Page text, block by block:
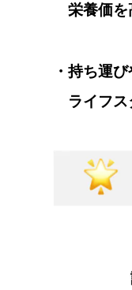
栄養価を
・持ち運
ライフス